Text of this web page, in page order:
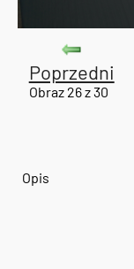
Poprzedni
Obraz 26 z 30
Opis